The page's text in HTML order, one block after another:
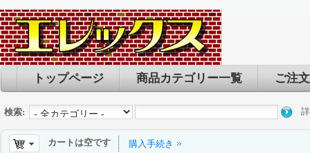
トップページ 商品カテゴリー一覧 ご注
検索:
カートは空です 購入手続き